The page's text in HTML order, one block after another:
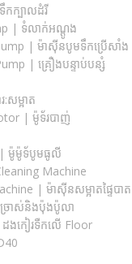
ក្បាលដំរី
| ទំលាក់អណ្តូង
| ម៉ាស៊ីនបូមទឹកប្រើសាំង
| គ្រឿងបន្ទាប់បន្សំ
សម្អាត
| ម៉ូទ័របាញ់
| ម៉ូម៉ូទ័បូមធូលី
Machine
| ម៉ាស៊ីនសម្អាតផ្ទៃបាត
រាស់និងប៉ុងប៉ូលា
ងកៀរទឺកលើ Floor